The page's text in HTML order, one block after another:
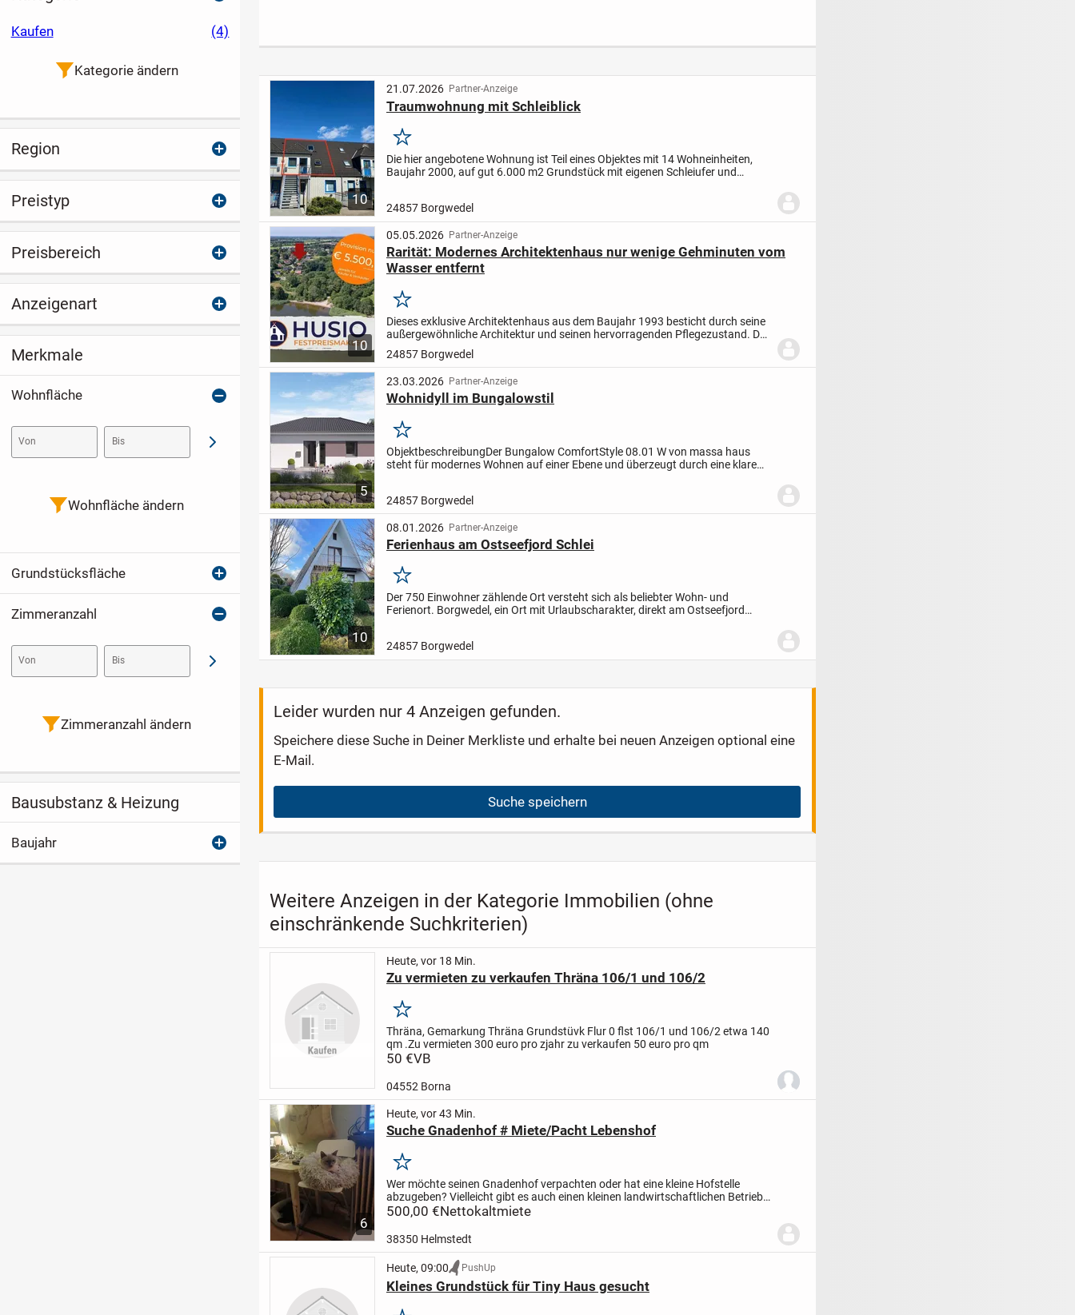
Zukunft
10
21.07.2026 Partner-Anzeige
Traumwohnung mit Schleiblick
Merken
Die hier angebotene Wohnung ist Teil eines Objektes mit 14 Wohneinheiten,
Baujahr 2000, auf gut 6.000 m2 Grundstück mit eigenen Schleiufer und
24857 Borgwedel
10
05.05.2026 Partner-Anzeige
Rarität: Modernes Architektenhaus nur wenige Gehminuten vom
Wasser entfernt
Merken
Dieses exklusive Architektenhaus aus dem Baujahr 1993 besticht durch seine
außergewöhnliche Architektur und seinen hervorragenden Pflegezustand. Das
Haus liegt in Borgwedel, nur wenige Gehminuten...
24857 Borgwedel
5
23.03.2026 Partner-Anzeige
Wohnidyll im Bungalowstil
Merken
ObjektbeschreibungDer Bungalow ComfortStyle 08.01 W von massa haus
steht für modernes Wohnen auf einer Ebene und überzeugt durch eine klare
24857 Borgwedel
10
08.01.2026 Partner-Anzeige
Ferienhaus am Ostseefjord Schlei
Merken
Der 750 Einwohner zählende Ort versteht sich als beliebter Wohn- und
Ferienort. Borgwedel, ein Ort mit Urlaubscharakter, direkt am Ostseefjord
24857 Borgwedel
Leider wurden nur 4 Anzeigen gefunden.
Speichere diese Suche in Deiner Merkliste und erhalte bei neuen Anzeigen optional eine
E-Mail.
Suche speichern
Weitere Anzeigen in der Kategorie Immobilien (ohne
einschränkende Suchkriterien)
Heute, vor 18 Min.
Zu vermieten zu verkaufen Thräna 106/1 und 106/2
Merken
Thräna, Gemarkung Thräna Grundstüvk Flur 0 flst 106/1 und 106/2 etwa 140
qm .Zu vermieten 300 euro pro zjahr zu verkaufen 50 euro pro qm
50 €VB
04552 Borna
6
Heute, vor 43 Min.
Suche Gnadenhof # Miete/Pacht Lebenshof
Merken
Wer möchte seinen Gnadenhof verpachten oder hat eine kleine Hofstelle
abzugeben? Vielleicht gibt es auch einen kleinen landwirtschaftlichen Betrieb
der keine Verwendung mehr findet? FREUE MICH ÜBER...
500,00 €Nettokaltmiete
38350 Helmstedt
Heute, 09:00 PushUp
Kleines Grundstück für Tiny Haus gesucht
Kaufen (4)
Kategorie ändern
Region
Preistyp
Preisbereich
Anzeigenart
Merkmale
Wohnfläche
Von Bis Abschicken
Wohnfläche ändern
Grundstücksfläche
Zimmeranzahl
Von Bis Abschicken
Zimmeranzahl ändern
Bausubstanz & Heizung
Baujahr